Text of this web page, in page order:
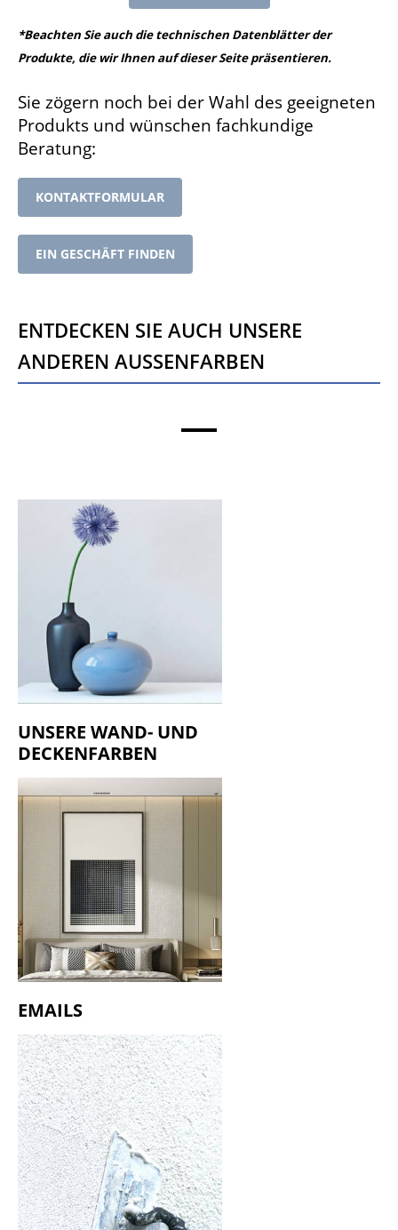
*Beachten Sie auch die technischen Datenblätter der
Produkte, die wir Ihnen auf dieser Seite präsentieren.
Sie zögern noch bei der Wahl des geeigneten
Produkts und wünschen fachkundige
Beratung:
KONTAKTFORMULAR
EIN GESCHÄFT FINDEN
Entdecken Sie auch unsere
anderen Aussenfarben
UNSERE WAND- UND
DECKENFARBEN
EMAILS